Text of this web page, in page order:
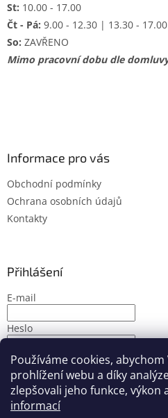
Používáme cookies,
prohlížení webu a díky
zlepšovali jeho funkce, výkon
informací
St: 10.00 - 17.00
Čt - Pá: 9.00 - 12.30 | 13.30 - 17.00
So: ZAVŘENO
Mimo pracovní dobu dle
Informace pro vás
Obchodní podmínky
Ochrana osobních údajů
Kontakty
Přihlášení
E-mail
Heslo
PŘIHLÁSIT SE
Nová registraceZapomenuté heslo